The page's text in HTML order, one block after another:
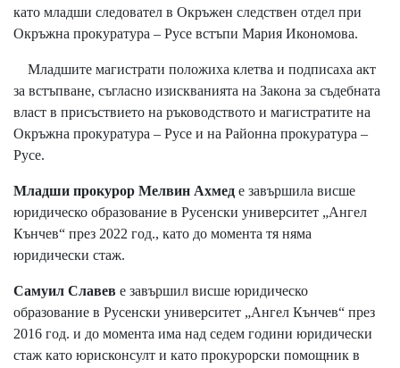
като младши следовател в Окръжен следствен отдел при
Окръжна прокуратура – Русе встъпи Мария Икономова.
Младшите магистрати положиха клетва и подписаха акт
за встъпване, съгласно изискванията на Закона за съдебната
власт в присъствието на ръководството и магистратите на
Окръжна прокуратура – Русе и на Районна прокуратура –
Русе.
Младши прокурор Мелвин Ахмед е завършила висше
юридическо образование в Русенски университет „Ангел
Кънчев“ през 2022 год., като до момента тя няма
юридически стаж.
Самуил Славев е завършил висше юридическо
образование в Русенски университет „Ангел Кънчев“ през
2016 год. и до момента има над седем години юридически
стаж като юрисконсулт и като прокурорски помощник в